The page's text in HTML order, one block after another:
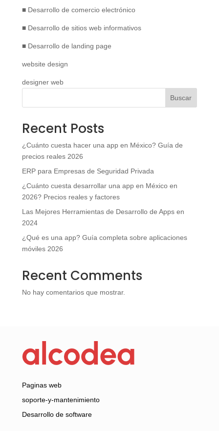
■ Desarrollo de comercio electrónico
■ Desarrollo de sitios web informativos
■ Desarrollo de landing page
website design
designer web
Buscar
Recent Posts
¿Cuánto cuesta hacer una app en México? Guía de
precios reales 2026
ERP para Empresas de Seguridad Privada
¿Cuánto cuesta desarrollar una app en México en
2026? Precios reales y factores
Las Mejores Herramientas de Desarrollo de Apps en
2024
¿Qué es una app? Guía completa sobre aplicaciones
móviles 2026
Recent Comments
No hay comentarios que mostrar.
Paginas web
soporte-y-mantenimiento
Desarrollo de software